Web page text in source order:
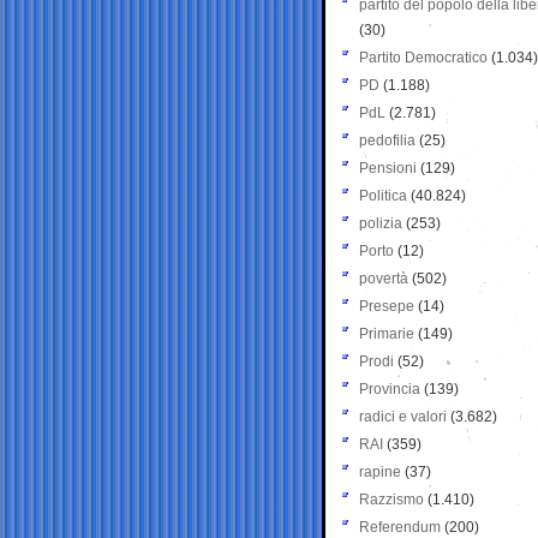
partito del popolo della
(30)
Partito Democratico (1.034)
PD (1.188)
PdL (2.781)
pedofilia (25)
Pensioni (129)
Politica (40.824)
polizia (253)
Porto (12)
povertà (502)
Presepe (14)
Primarie (149)
Prodi (52)
Provincia (139)
radici e valori (3.682)
RAI (359)
rapine (37)
Razzismo (1.410)
Referendum (200)